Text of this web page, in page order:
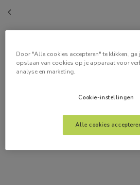
Door "Alle cookies accepteren" te klikken, ga
opslaan van cookies op je apparaat voor
analyse en marketing.
Cookie-instellingen
Alle cookies